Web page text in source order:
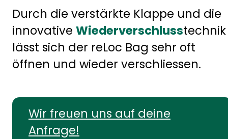
Durch die verstärkte Klappe und die
innovative Wiederverschlusstechnik
lässt sich der reLoc Bag sehr oft
öffnen und wieder verschliessen.
Wir freuen uns auf deine
Anfrage!